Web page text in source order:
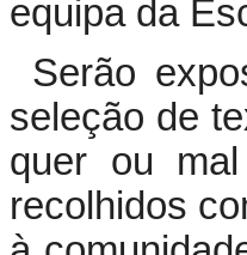
equipa da
Serão
seleção de
quer ou
recolhidos